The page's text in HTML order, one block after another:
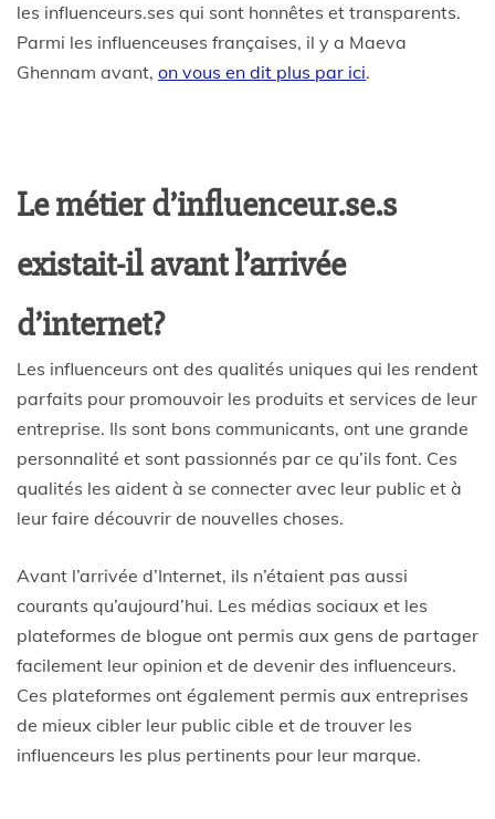
les influenceurs.ses qui sont honnêtes et transparents.
Parmi les influenceuses françaises, il y a Maeva
Ghennam avant, on vous en dit plus par ici.
Le métier d’influenceur.se.s
existait-il avant l’arrivée
d’internet?
Les influenceurs ont des qualités uniques qui les rendent
parfaits pour promouvoir les produits et services de leur
entreprise. Ils sont bons communicants, ont une grande
personnalité et sont passionnés par ce qu’ils font. Ces
qualités les aident à se connecter avec leur public et à
leur faire découvrir de nouvelles choses.
Avant l’arrivée d’Internet, ils n’étaient pas aussi
courants qu’aujourd’hui. Les médias sociaux et les
plateformes de blogue ont permis aux gens de partager
facilement leur opinion et de devenir des influenceurs.
Ces plateformes ont également permis aux entreprises
de mieux cibler leur public cible et de trouver les
influenceurs les plus pertinents pour leur marque.